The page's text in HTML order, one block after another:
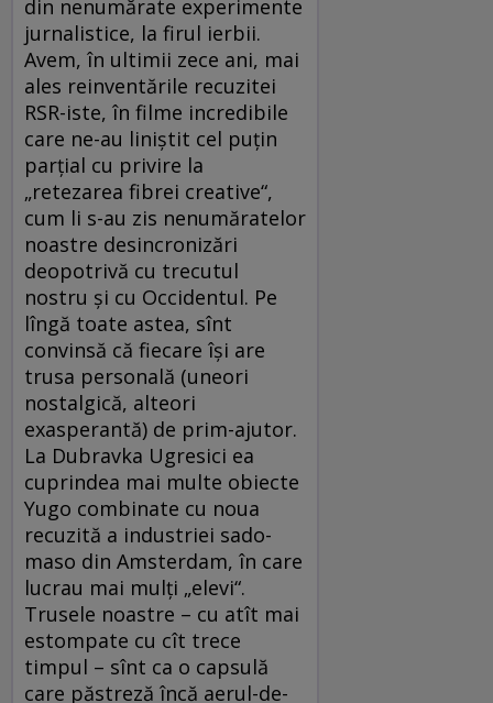
din nenumărate experimente
jurnalistice, la firul ierbii.
Avem, în ultimii zece ani, mai
ales reinventările recuzitei
RSR-iste, în filme incredibile
care ne-au liniştit cel puţin
parţial cu privire la
„retezarea fibrei creative“,
cum li s-au zis nenumăratelor
noastre desincronizări
deopotrivă cu trecutul
nostru şi cu Occidentul. Pe
lîngă toate astea, sînt
convinsă că fiecare îşi are
trusa personală (uneori
nostalgică, alteori
exasperantă) de prim-ajutor.
La Dubravka Ugresici ea
cuprindea mai multe obiecte
Yugo combinate cu noua
recuzită a industriei sado-
maso din Amsterdam, în care
lucrau mai mulţi „elevi“.
Trusele noastre – cu atît mai
estompate cu cît trece
timpul – sînt ca o capsulă
care păstreză încă aerul-de-